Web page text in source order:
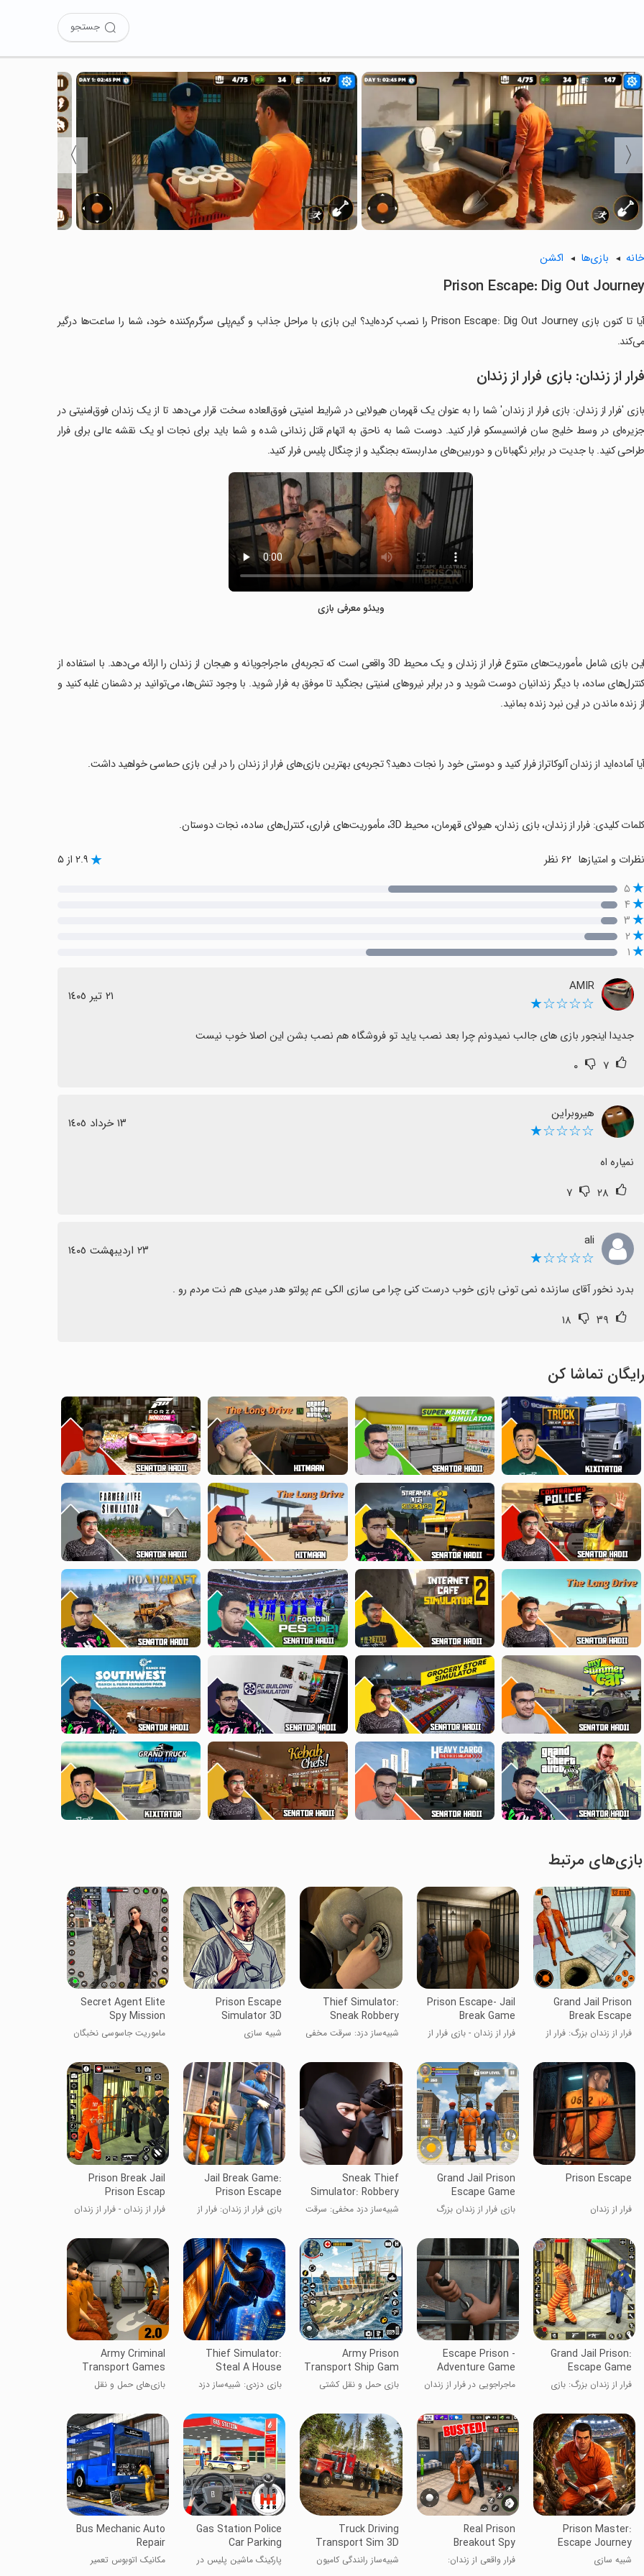
جستجو
〈
〉
خانه بازی‌ها اکشن
Prison Escape: Dig Out Journey
آیا تا کنون بازی Prison Escape: Dig Out Journey را نصب کرده‌اید؟ این بازی با مراحل جذاب و گیم‌پلی سرگرم‌کننده خود، شما را ساعت‌ها درگیر
می‌کند.
فرار از زندان: بازی فرار از زندان
بازی 'فرار از زندان: بازی فرار از زندان' شما را به عنوان یک قهرمان هیولایی در شرایط امنیتی فوق‌العاده سخت قرار می‌دهد تا از یک زندان فوق‌امنیتی در
جزیره‌ای در وسط خلیج سان فرانسیسکو فرار کنید. دوست شما به ناحق به اتهام قتل زندانی شده و شما باید برای نجات او یک نقشه عالی برای فرار
طراحی کنید. با جدیت در برابر نگهبانان و دوربین‌های مداربسته بجنگید و از چنگال پلیس فرار کنید.
ویدئو معرفی بازی
‏این بازی شامل مأموریت‌های متنوع فرار از زندان و یک محیط 3D واقعی است که تجربه‌ای ماجراجویانه و هیجان از زندان را ارائه می‌دهد. با استفاده از
کنترل‌های ساده، با دیگر زندانیان دوست شوید و در برابر نیروهای امنیتی بجنگید تا موفق به فرار شوید. با وجود تنش‌ها، می‌توانید بر دشمنان غلبه کنید و
از زنده ماندن در این نبرد زنده بمانید.
‏آیا آماده‌اید از زندان آلوکاتراز فرار کنید و دوستی خود را نجات دهید؟ تجربه‌ی بهترین بازی‌های فرار از زندان را در این بازی حماسی خواهید داشت.
‏کلمات کلیدی: فرار از زندان، بازی زندان، هیولای قهرمان، محیط 3D، مأموریت‌های فراری، کنترل‌های ساده، نجات دوستان.
نظرات و امتیازها ۶۲ نظر ۲.۹ از ۵
۵
۴
۳
۲
۱
AMIR
☆☆☆☆★ ٢١ تیر ١٤٠٥
جدیدا اینجور بازی های جالب نمیدونم چرا بعد نصب یاید تو فروشگاه هم نصب بشن این اصلا خوب نیست
۷ ۰
هیروبراین
☆☆☆☆★ ١٣ خرداد ١٤٠٥
نمیاره اه
۲۸ ۷
ali
☆☆☆☆★ ٢٣ اردیبهشت ١٤٠٥
بدرد نخور آقای سازنده نمی تونی بازی خوب درست کنی چرا می سازی الکی عم پولتو هدر میدی هم نت مردم رو .
۳۹ ۱۸
رایگان تماشا کن
بازی‌های مرتبط
Grand Jail Prison
Break Escape
فرار از زندان بزرگ: فرار از
Prison Escape- Jail
Break Game
فرار از زندان - بازی فرار از
Thief Simulator:
Sneak Robbery
شبیه‌ساز دزد: سرقت مخفی
Prison Escape
Simulator 3D
شبیه سازی
Secret Agent Elite
Spy Mission
ماموریت جاسوسی نخبگان
Prison Escape
فرار از زندان
Grand Jail Prison
Escape Game
بازی فرار از زندان بزرگ
Sneak Thief
Simulator: Robbery
شبیه‌ساز دزد مخفی: سرقت
Jail Break Game:
Prison Escape
بازی فرار از زندان: فرار از
Prison Break Jail
Prison Escap
فرار از زندان - فرار از زندان
Grand Jail Prison:
Escape Game
فرار از زندان بزرگ: بازی
Escape Prison -
Adventure Game
ماجراجویی در فرار از زندان
Army Prison
Transport Ship Gam
بازی حمل و نقل کشتی
Thief Simulator:
Steal A House
بازی دزدی: شبیه‌ساز دزد
Army Criminal
Transport Games
بازی‌های حمل و نقل
Prison Master:
Escape Journey
شبیه سازی
Real Prison
Breakout Spy
Games
فرار واقعی از زندان:
Truck Driving
Transport Sim 3D
شبیه‌ساز رانندگی کامیون
Gas Station Police
Car Parking
پارکینگ ماشین پلیس در
Bus Mechanic Auto
Repair
مکانیک اتوبوس تعمیر